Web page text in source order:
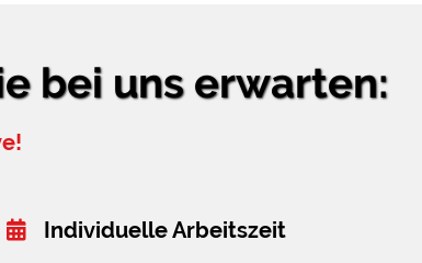
bei uns erwarten:
Individuelle Arbeitszeit